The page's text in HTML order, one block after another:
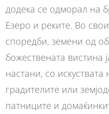
додека се одморал на
Езеро и реките. Во
споредби, земени од
божествената вистина
настани, со
градителите или
патниците и